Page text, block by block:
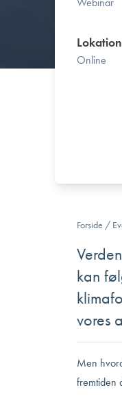
Lokation
Online
Forside /
kan
vores
Men
fremtiden